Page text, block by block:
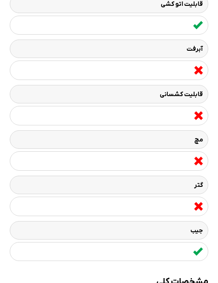
قابلیت اتو کشی
آبرفت
قابلیت کشسانی
مچ
گتر
جیب